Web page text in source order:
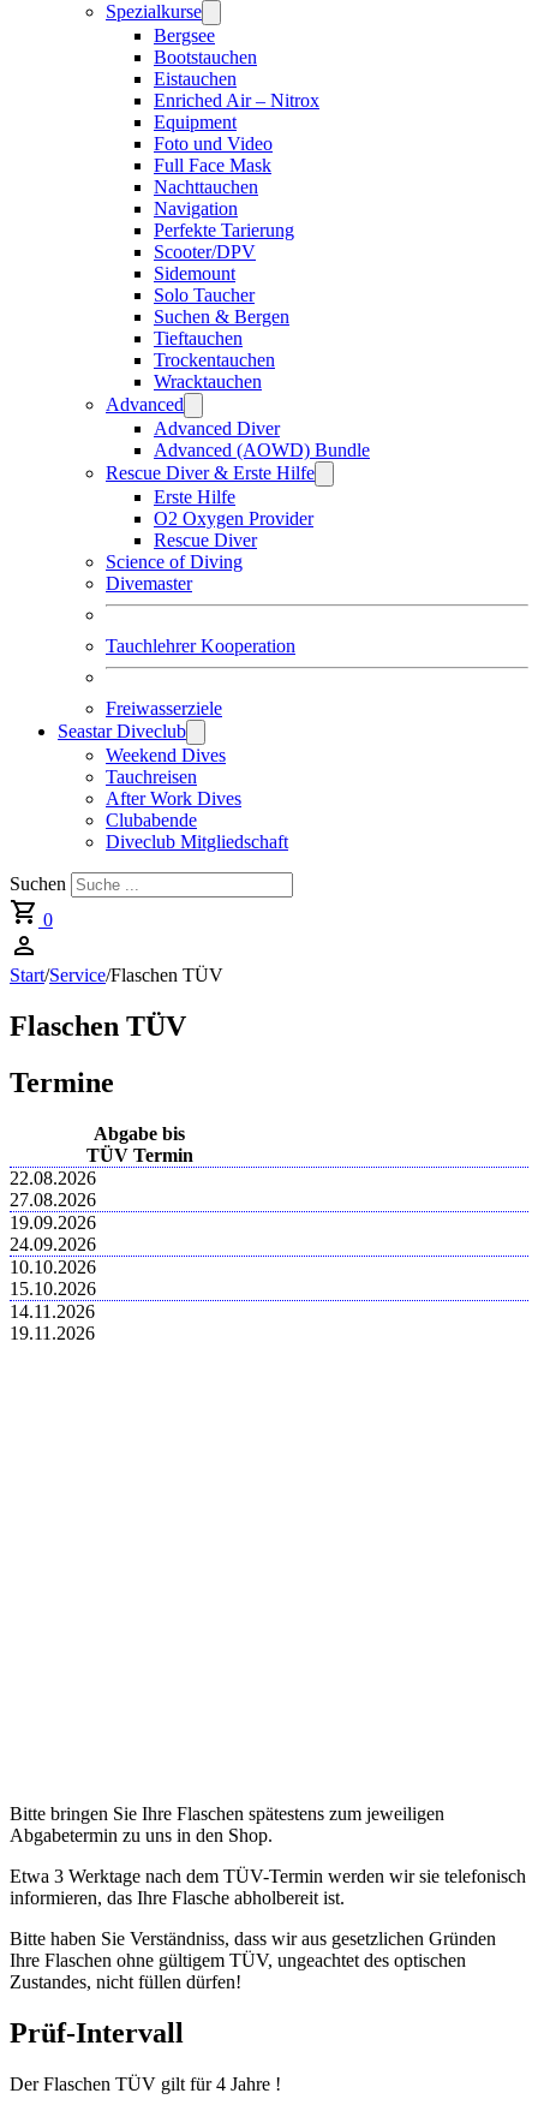
Spezialkurse
Bergsee
Bootstauchen
Eistauchen
Enriched Air – Nitrox
Equipment
Foto und Video
Full Face Mask
Nachttauchen
Navigation
Perfekte Tarierung
Scooter/DPV
Sidemount
Solo Taucher
Suchen & Bergen
Tieftauchen
Trockentauchen
Wracktauchen
Advanced
Advanced Diver
Advanced (AOWD) Bundle
Rescue Diver & Erste Hilfe
Erste Hilfe
O2 Oxygen Provider
Rescue Diver
Science of Diving
Divemaster
Tauchlehrer Kooperation
Freiwasserziele
Seastar Diveclub
Weekend Dives
Tauchreisen
After Work Dives
Clubabende
Diveclub Mitgliedschaft
Suchen
0
Start/Service/Flaschen TÜV
Flaschen TÜV
Termine
Abgabe bis
TÜV Termin
22.08.2026
27.08.2026
19.09.2026
24.09.2026
10.10.2026
15.10.2026
14.11.2026
19.11.2026
Bitte bringen Sie Ihre Flaschen spätestens zum jeweiligen
Abgabetermin zu uns in den Shop.
Etwa 3 Werktage nach dem TÜV-Termin werden wir sie telefonisch
informieren, das Ihre Flasche abholbereit ist.
Bitte haben Sie Verständniss, dass wir aus gesetzlichen Gründen
Ihre Flaschen ohne gültigem TÜV, ungeachtet des optischen
Zustandes, nicht füllen dürfen!
Prüf-Intervall
Der Flaschen TÜV gilt für 4 Jahre !